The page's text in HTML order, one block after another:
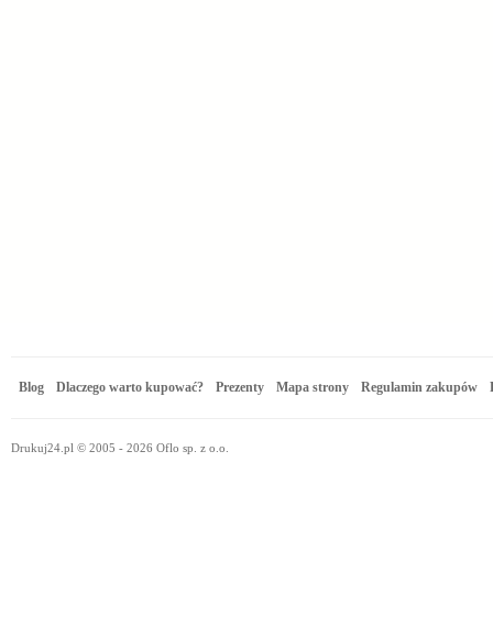
Blog Dlaczego warto kupować? Prezenty Mapa strony Regulamin zakupów
Drukuj24.pl © 2005 - 2026 Oflo sp. z o.o.